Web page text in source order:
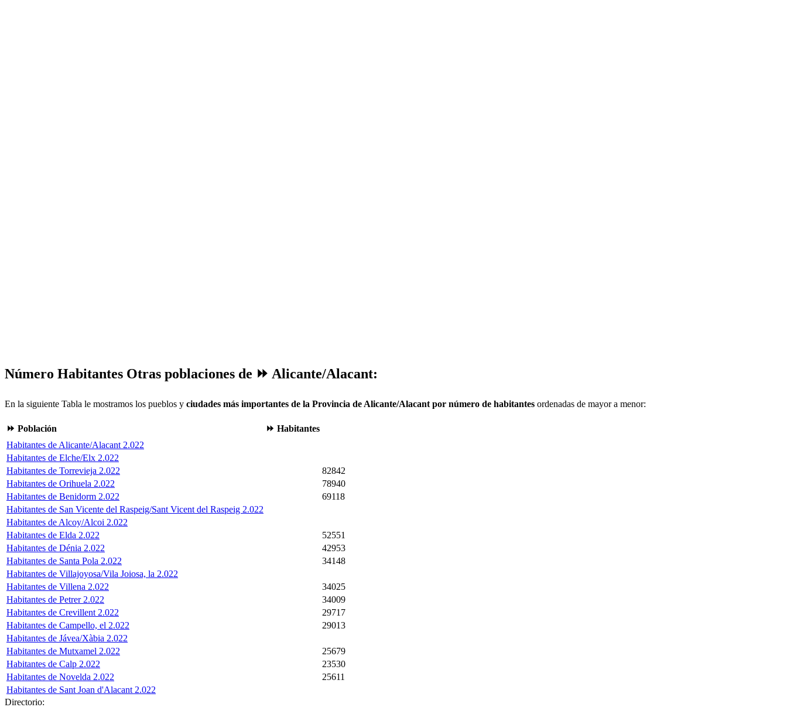
Número Habitantes Otras poblaciones de ⏩ Alicante/Alacant:
En la siguiente Tabla le mostramos los pueblos y ciudades más importantes de la Provincia de Alicante/Alacant por número de habitantes ordenadas de mayor a menor:
⏩ Población
⏩ Habitantes
Habitantes de Alicante/Alacant 2.022
Habitantes de Elche/Elx 2.022
Habitantes de Torrevieja 2.022
82842
Habitantes de Orihuela 2.022
78940
Habitantes de Benidorm 2.022
69118
Habitantes de San Vicente del Raspeig/Sant Vicent del Raspeig 2.022
Habitantes de Alcoy/Alcoi 2.022
Habitantes de Elda 2.022
52551
Habitantes de Dénia 2.022
42953
Habitantes de Santa Pola 2.022
34148
Habitantes de Villajoyosa/Vila Joiosa, la 2.022
Habitantes de Villena 2.022
34025
Habitantes de Petrer 2.022
34009
Habitantes de Crevillent 2.022
29717
Habitantes de Campello, el 2.022
29013
Habitantes de Jávea/Xàbia 2.022
Habitantes de Mutxamel 2.022
25679
Habitantes de Calp 2.022
23530
Habitantes de Novelda 2.022
25611
Habitantes de Sant Joan d'Alacant 2.022
Directorio: